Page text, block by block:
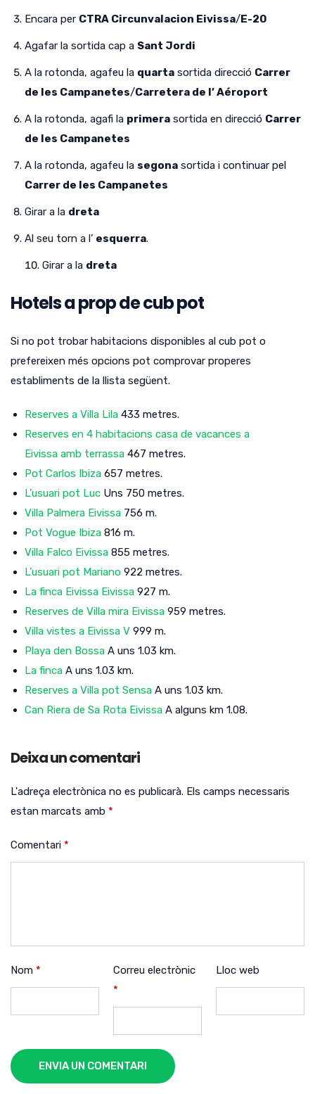
Encara per CTRA Circunvalacion Eivissa/E-20
Agafar la sortida cap a Sant Jordi
A la rotonda, agafeu la quarta sortida direcció Carrer
de les Campanetes/Carretera de l’ Aéroport
A la rotonda, agafi la primera sortida en direcció Carrer
de les Campanetes
A la rotonda, agafeu la segona sortida i continuar pel
Carrer de les Campanetes
Girar a la dreta
Al seu torn a l’ esquerra.
Girar a la dreta
Hotels a prop de cub pot
Si no pot trobar habitacions disponibles al cub pot o
prefereixen més opcions pot comprovar properes
establiments de la llista següent.
Reserves a Villa Lila 433 metres.
Reserves en 4 habitacions casa de vacances a
Eivissa amb terrassa 467 metres.
Pot Carlos Ibiza 657 metres.
L’usuari pot Luc Uns 750 metres.
Villa Palmera Eivissa 756 m.
Pot Vogue Ibiza 816 m.
Villa Falco Eivissa 855 metres.
L’usuari pot Mariano 922 metres.
La finca Eivissa Eivissa 927 m.
Reserves de Villa mira Eivissa 959 metres.
Villa vistes a Eivissa V 999 m.
Playa den Bossa A uns 1.03 km.
La finca A uns 1.03 km.
Reserves a Villa pot Sensa A uns 1.03 km.
Can Riera de Sa Rota Eivissa A alguns km 1.08.
Deixa un comentari
L'adreça electrònica no es publicarà. Els camps necessaris
estan marcats amb *
Comentari *
Nom *
Correu electrònic
*
Lloc web
ENVIA UN COMENTARI